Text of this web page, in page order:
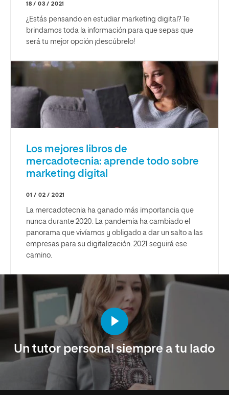
18 / 03 / 2021
¿Estás pensando en estudiar marketing digital? Te
brindamos toda la información para que sepas que
será tu mejor opción ¡descúbrelo!
Los mejores libros de
mercadotecnia: aprende todo sobre
marketing digital
01 / 02 / 2021
La mercadotecnia ha ganado más importancia que
nunca durante 2020. La pandemia ha cambiado el
panorama que vivíamos y obligado a dar un salto a las
empresas para su digitalización. 2021 seguirá ese
camino.
Un tutor personal siempre a tu lado